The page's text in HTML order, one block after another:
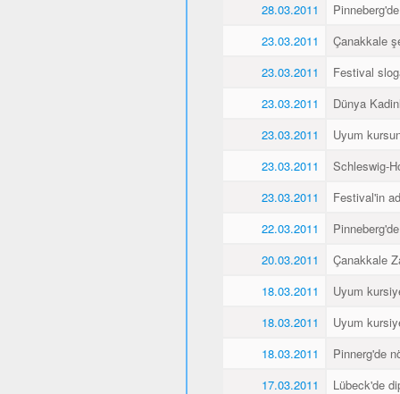
28.03.2011
23.03.2011
Çanakkale
23.03.2011
Festival
23.03.2011
Dünya
23.03.2011
Uyum
23.03.2011
Schleswig-
23.03.2011
Festival'in
22.03.2011
20.03.2011
Çanakkale
18.03.2011
Uyum
18.03.2011
Uyum
18.03.2011
Pinnerg'de
17.03.2011
Lübeck'de